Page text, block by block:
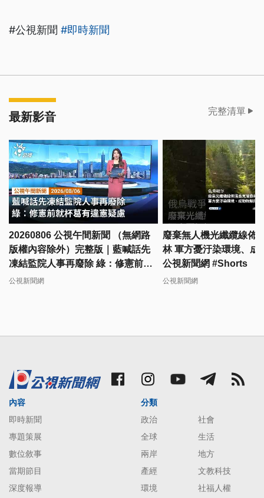
#公視新聞 #即時新聞
最新影音 完整清單
20260806 公視午間新聞 （無網路
版權內容除外）完整版｜藍喊話先
凍結監院人事再廢除 綠：修憲前就
杯葛有違憲疑慮
公視新聞網
廢棄無人機光纖纜線佈
林 軍方憂汙染環境、成
公視新聞網 #Shorts
公視新聞網
內容
即時新聞
專題策展
數位敘事
當期節目
深度報導
分類
政治
社會
全球
生活
兩岸
地方
產經
文教科技
環境
社福人權